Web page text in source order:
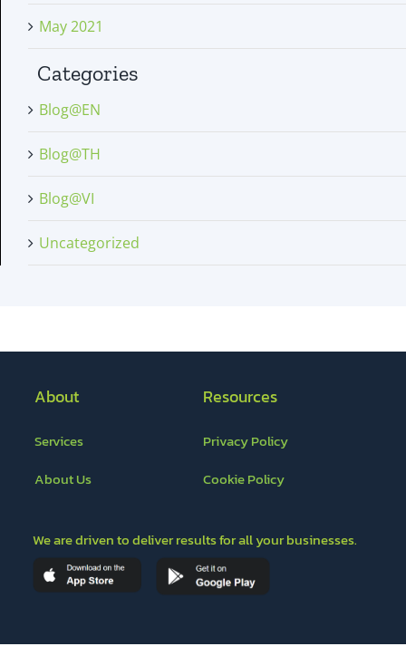
May 2021
Categories
Blog@EN
Blog@TH
Blog@VI
Uncategorized
About
Services
About Us
Resources
Privacy Policy
Cookie Policy
Ours Partners
We are driven to deliver results for all your businesses.